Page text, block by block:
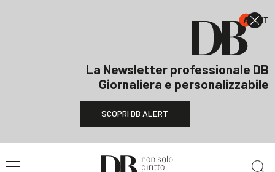
La Newsletter professionale DB
Giornaliera e personalizzabile
SCOPRI DB ALERT